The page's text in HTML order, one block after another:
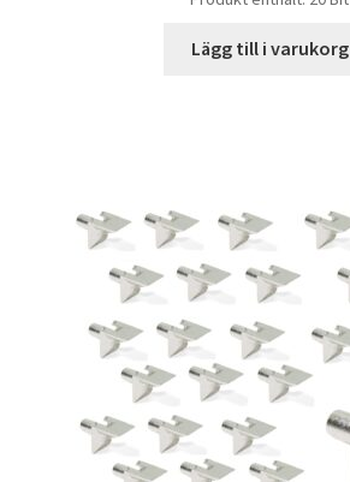
Lägg till i varukorg